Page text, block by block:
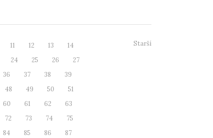
11 12 13
14
24 25 26
27
36 37 38
39
48 49 50
51
60 61 62
63
72 73 74
75
84 85 86
87
Starší